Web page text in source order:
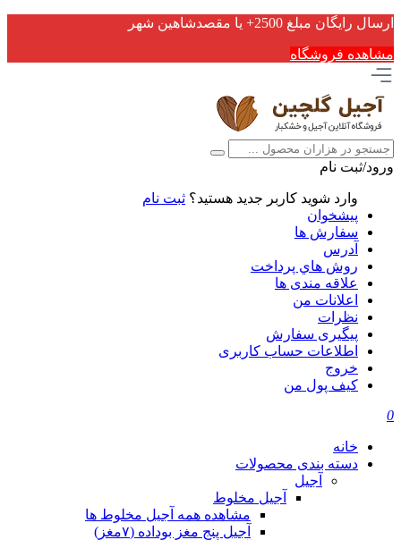
ارسال رایگان مبلغ 2500+ یا مقصدشاهین شهر
مشاهده فروشگاه
ورود/ثبت نام
وارد شوید کاربر جدید هستید؟ ثبت نام
پیشخوان
سفارش ها
آدرس
روش هاي پرداخت
علاقه مندی ها
اعلانات من
نظرات
پیگیری سفارش
اطلاعات حساب كاربری
خروج
کیف پول من
0
خانه
دسته بندی محصولات
آجیل
آجیل مخلوط
مشاهده همه آجیل مخلوط ها
آجیل پنج مغز بوداده (۷مغز)